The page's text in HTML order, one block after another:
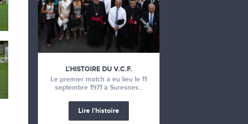
L’HISTOIRE DU V.C.F.
Le premier match a eu lieu le 11
septembre 1971 à Suresnes...
Lire l'histoire